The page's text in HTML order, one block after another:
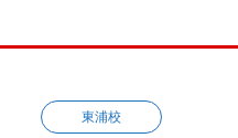
東浦校